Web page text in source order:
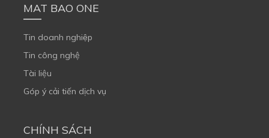
MAT BAO ONE
Tin doanh nghiệp
Tin công nghệ
Tài liệu
Góp ý cải tiến dịch vụ
CHÍNH SÁCH